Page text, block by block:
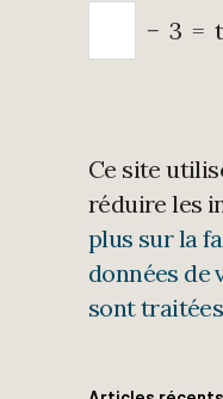
− 3 =
Ce site
réduire les
plus sur la
données de
sont traitées